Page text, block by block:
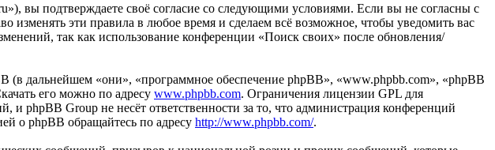
вы подтверждаете своё согласие со следующими условиями. Если вы не согласны с
эти правила в любое время и сделаем всё возможное, чтобы уведомить вас
так как использование конференции «Поиск своих» после обновления/
дальнейшем «они», «программное обеспечение phpBB», «www.phpbb.com», «phpBB
его можно по адресу www.phpbb.com. Ограничения лицензии GPL для
phpBB Group не несёт ответственности за то, что администрация конференций
о phpBB обращайтесь по адресу http://www.phpbb.com/.